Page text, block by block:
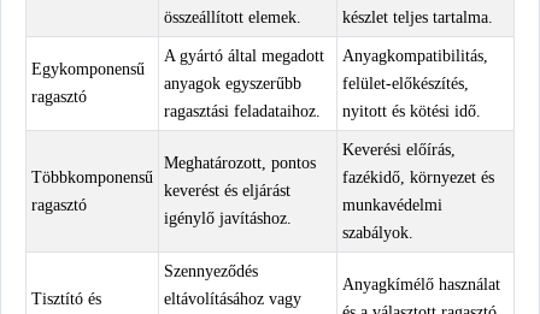
összeállított elemek.
készlet teljes tartalma.
Egykomponensű
ragasztó
A gyártó által megadott
anyagok egyszerűbb
ragasztási feladataihoz.
Anyagkompatibilitás,
felület-előkészítés,
nyitott és kötési idő.
Többkomponensű
ragasztó
Meghatározott, pontos
keverést és eljárást
igénylő javításhoz.
Keverési előírás,
fazékidő, környezet és
munkavédelmi
szabályok.
Tisztító és
Szennyeződés
eltávolításához vagy
Anyagkímélő használat